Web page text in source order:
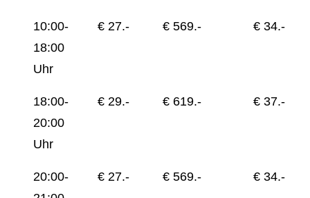
10:00-
18:00
Uhr
€ 27.- € 569.- € 34.-
18:00-
20:00
Uhr
€ 29.- € 619.- € 37.-
20:00-
€ 27.- € 569.- € 34.-